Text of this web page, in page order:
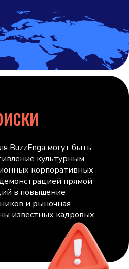
BuzzEnga могут быть
культурным
корпоративных
прямой
в повышение
и рыночная
известных кадровых